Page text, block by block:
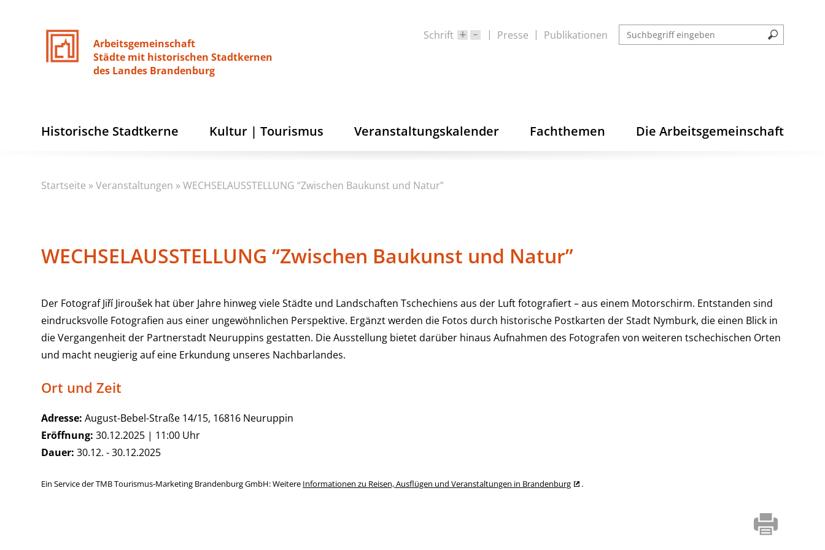
Arbeitsgemeinschaft
Städte mit historischen Stadtkernen
des Landes Brandenburg
Schrift Presse Publikationen
Historische Stadtkerne Kultur | Tourismus Veranstaltungskalender Fachthemen Die Arbeitsgemeinschaft
Startseite »Veranstaltungen »WECHSELAUSSTELLUNG “Zwischen Baukunst und Natur”
WECHSELAUSSTELLUNG “Zwischen Baukunst und Natur”
Der Fotograf Jiří Jiroušek hat über Jahre hinweg viele Städte und Landschaften Tschechiens aus der Luft fotografiert – aus einem Motorschirm. Entstanden sind
eindrucksvolle Fotografien aus einer ungewöhnlichen Perspektive. Ergänzt werden die Fotos durch historische Postkarten der Stadt Nymburk, die einen Blick in
die Vergangenheit der Partnerstadt Neuruppins gestatten. Die Ausstellung bietet darüber hinaus Aufnahmen des Fotografen von weiteren tschechischen Orten
und macht neugierig auf eine Erkundung unseres Nachbarlandes.
Ort und Zeit
Adresse: August-Bebel-Straße 14/15, 16816 Neuruppin
Eröffnung: 30.12.2025 | 11:00 Uhr
Dauer: 30.12. - 30.12.2025
Ein Service der TMB Tourismus-Marketing Brandenburg GmbH: Weitere Informationen zu Reisen, Ausflügen und Veranstaltungen in Brandenburg .